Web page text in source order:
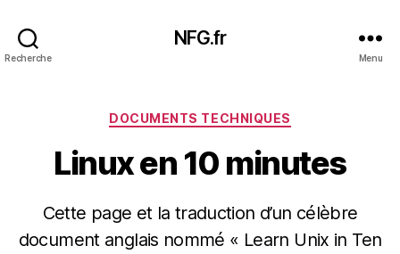
Recherche
NFG.fr
Menu
Catégories
DOCUMENTS TECHNIQUES
Linux en 10 minutes
Cette page et la traduction d’un célèbre
document anglais nommé « Learn Unix in Ten